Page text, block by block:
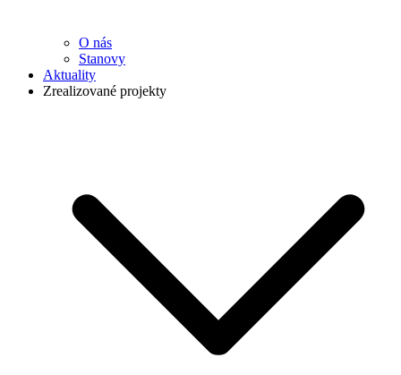
O nás
Stanovy
Aktuality
Zrealizované projekty